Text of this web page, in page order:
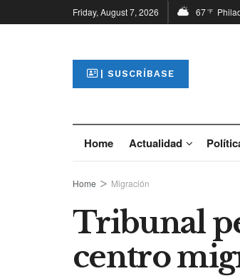
Friday, August 7, 2026 67°F
| SUSCRÍBASE
Home Actualidad
Home Migración
Tribunal
centro